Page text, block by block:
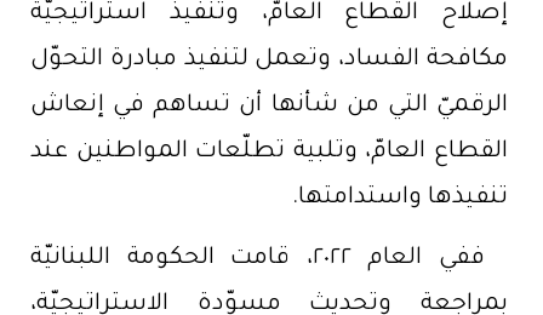
إصلاح القطاع العامّ، وتنفيذ استراتيجيّة
مكافحة الفساد، وتعمل لتنفيذ مبادرة التحوّل
الرقميّ التي من شأنها أن تساهم في إنعاش
القطاع العامّ، وتلبية تطلّعات المواطنين عند
تنفيذها واستدامتها.
ففي العام ٢٠٢٢، قامت الحكومة اللبنانيّة
بمراجعة وتحديث مسوّدة الاستراتيجيّة،